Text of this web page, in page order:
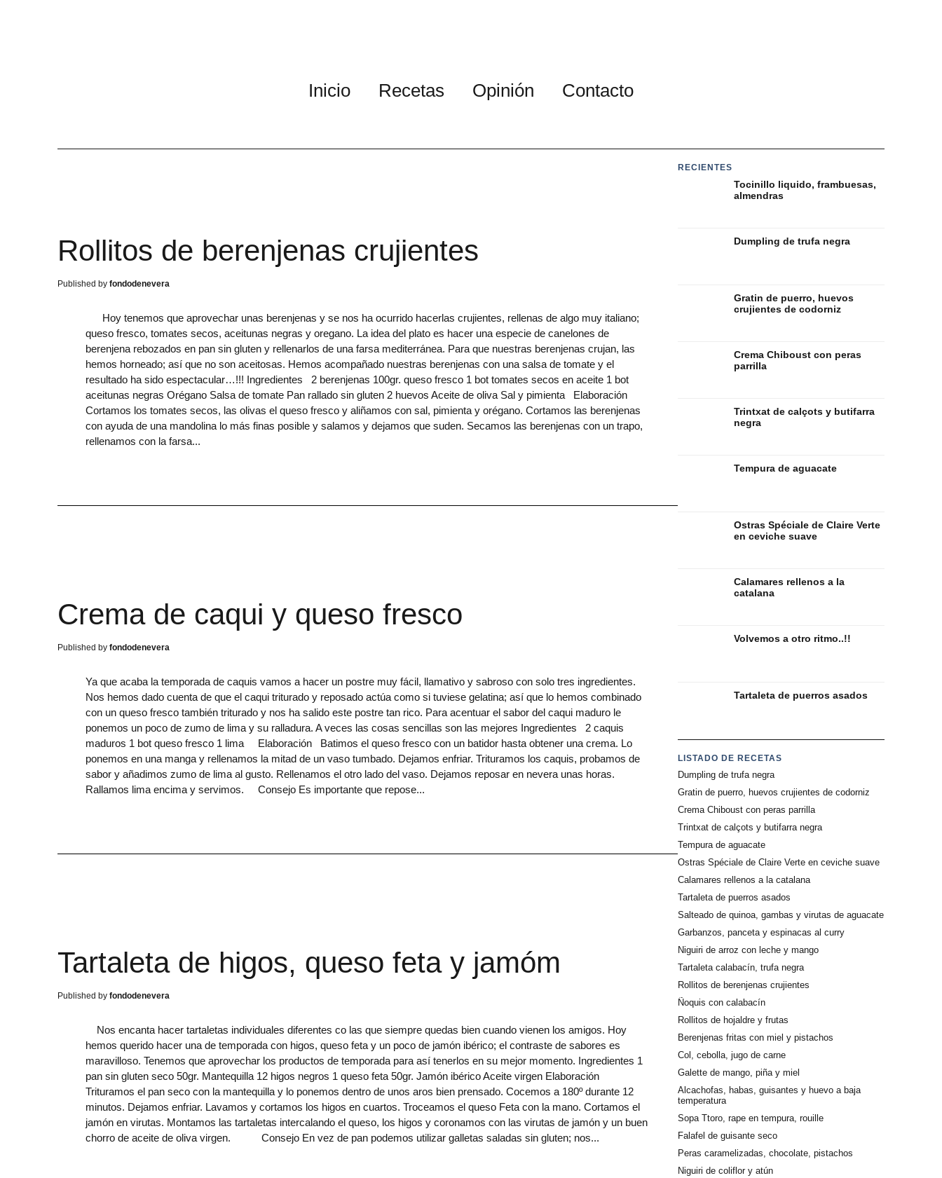
Inicio Recetas Opinión Contacto
Rollitos de berenjenas crujientes
fondodenevera
Hoy tenemos que aprovechar unas berenjenas y se nos ha ocurrido hacerlas crujientes, rellenas de algo muy italiano;
queso fresco, tomates secos, aceitunas negras y oregano. La idea del plato es hacer una especie de canelones de
berenjena rebozados en pan sin gluten y rellenarlos de una farsa mediterránea. Para que nuestras berenjenas crujan, las
hemos horneado; así que no son aceitosas. Hemos acompañado nuestras berenjenas con una salsa de tomate y el
resultado ha sido espectacular…!!! Ingredientes 2 berenjenas 100gr. queso fresco 1 bot tomates secos en aceite 1 bot
aceitunas negras Orégano Salsa de tomate Pan rallado sin gluten 2 huevos Aceite de oliva Sal y pimienta Elaboración
Cortamos los tomates secos, las olivas el queso fresco y aliñamos con sal, pimienta y orégano. Cortamos las berenjenas
con ayuda de una mandolina lo más finas posible y salamos y dejamos que suden. Secamos las berenjenas con un trapo,
rellenamos con la farsa
Crema de caqui y queso fresco
fondodenevera
Ya que acaba la temporada de caquis vamos a hacer un postre muy fácil, llamativo y sabroso con solo tres ingredientes.
Nos hemos dado cuenta de que el caqui triturado y reposado actúa como si tuviese gelatina; así que lo hemos combinado
con un queso fresco también triturado y nos ha salido este postre tan rico. Para acentuar el sabor del caqui maduro le
ponemos un poco de zumo de lima y su ralladura. A veces las cosas sencillas son las mejores Ingredientes 2 caquis
maduros 1 bot queso fresco 1 lima Elaboración Batimos el queso fresco con un batidor hasta obtener una crema. Lo
ponemos en una manga y rellenamos la mitad de un vaso tumbado. Dejamos enfriar. Trituramos los caquis, probamos de
sabor y añadimos zumo de lima al gusto. Rellenamos el otro lado del vaso. Dejamos reposar en nevera unas horas.
Rallamos lima encima y servimos. Consejo Es importante que repose
Tartaleta de higos, queso feta y jamóm
fondodenevera
Nos encanta hacer tartaletas individuales diferentes co las que siempre quedas bien cuando vienen los amigos. Hoy
hemos querido hacer una de temporada con higos, queso feta y un poco de jamón ibérico; el contraste de sabores es
maravilloso. Tenemos que aprovechar los productos de temporada para así tenerlos en su mejor momento. Ingredientes 1
pan sin gluten seco 50gr. Mantequilla 12 higos negros 1 queso feta 50gr. Jamón ibérico Aceite virgen Elaboración
Trituramos el pan seco con la mantequilla y lo ponemos dentro de unos aros bien prensado. Cocemos a 180º durante 12
minutos. Dejamos enfriar. Lavamos y cortamos los higos en cuartos. Troceamos el queso Feta con la mano. Cortamos el
jamón en virutas. Montamos las tartaletas intercalando el queso, los higos y coronamos con las virutas de jamón y un buen
chorro de aceite de oliva virgen. Consejo En vez de pan podemos utilizar galletas saladas sin gluten; nos
RECIENTES
Tocinillo liquido, frambuesas,
almendras
Dumpling de trufa negra
Gratin de puerro, huevos
crujientes de codorniz
Crema Chiboust con peras
parrilla
Trintxat de calçots y butifarra
negra
Tempura de aguacate
Ostras Spéciale de Claire Verte
en ceviche suave
Calamares rellenos a la
catalana
Volvemos a otro ritmo..!!
Tartaleta de puerros asados
LISTADO DE RECETAS
Dumpling de trufa negra
Gratin de puerro, huevos crujientes de codorniz
Crema Chiboust con peras parrilla
Trintxat de calçots y butifarra negra
Tempura de aguacate
Ostras Spéciale de Claire Verte en ceviche suave
Calamares rellenos a la catalana
Tartaleta de puerros asados
Salteado de quinoa, gambas y virutas de aguacate
Garbanzos, panceta y espinacas al curry
Niguiri de arroz con leche y mango
Tartaleta calabacín, trufa negra
Rollitos de berenjenas crujientes
Ñoquis con calabacín
Rollitos de hojaldre y frutas
Berenjenas fritas con miel y pistachos
Col, cebolla, jugo de carne
Galette de mango, piña y miel
Alcachofas, habas, guisantes y huevo a baja
temperatura
Sopa Ttoro, rape en tempura, rouille
Falafel de guisante seco
Peras caramelizadas, chocolate, pistachos
Niguiri de coliflor y atún